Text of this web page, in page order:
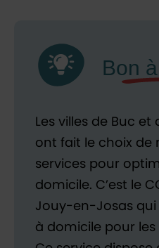
Les villes de Buc
ont fait le choix de
services pour
domicile. C’est le
Jouy-en-Josas
à domicile pour